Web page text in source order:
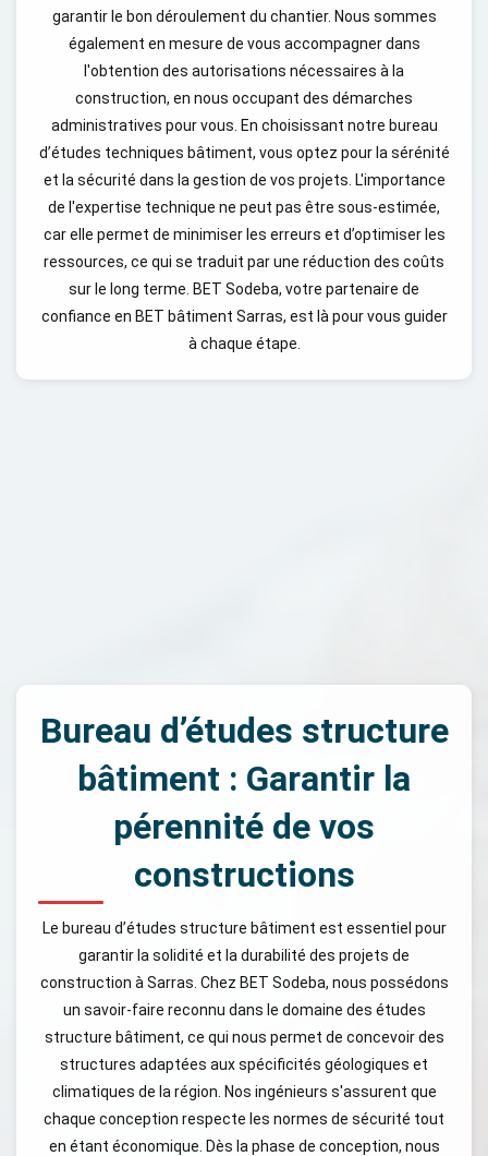
garantir le bon déroulement du chantier. Nous sommes
également en mesure de vous accompagner dans
l'obtention des autorisations nécessaires à la
construction, en nous occupant des démarches
administratives pour vous. En choisissant notre bureau
d’études techniques bâtiment, vous optez pour la sérénité
et la sécurité dans la gestion de vos projets. L'importance
de l'expertise technique ne peut pas être sous-estimée,
car elle permet de minimiser les erreurs et d’optimiser les
ressources, ce qui se traduit par une réduction des coûts
sur le long terme. BET Sodeba, votre partenaire de
confiance en BET bâtiment Sarras, est là pour vous guider
à chaque étape.
Bureau d’études structure
bâtiment : Garantir la
pérennité de vos
constructions
Le bureau d’études structure bâtiment est essentiel pour
garantir la solidité et la durabilité des projets de
construction à Sarras. Chez BET Sodeba, nous possédons
un savoir-faire reconnu dans le domaine des études
structure bâtiment, ce qui nous permet de concevoir des
structures adaptées aux spécificités géologiques et
climatiques de la région. Nos ingénieurs s'assurent que
chaque conception respecte les normes de sécurité tout
en étant économique. Dès la phase de conception, nous